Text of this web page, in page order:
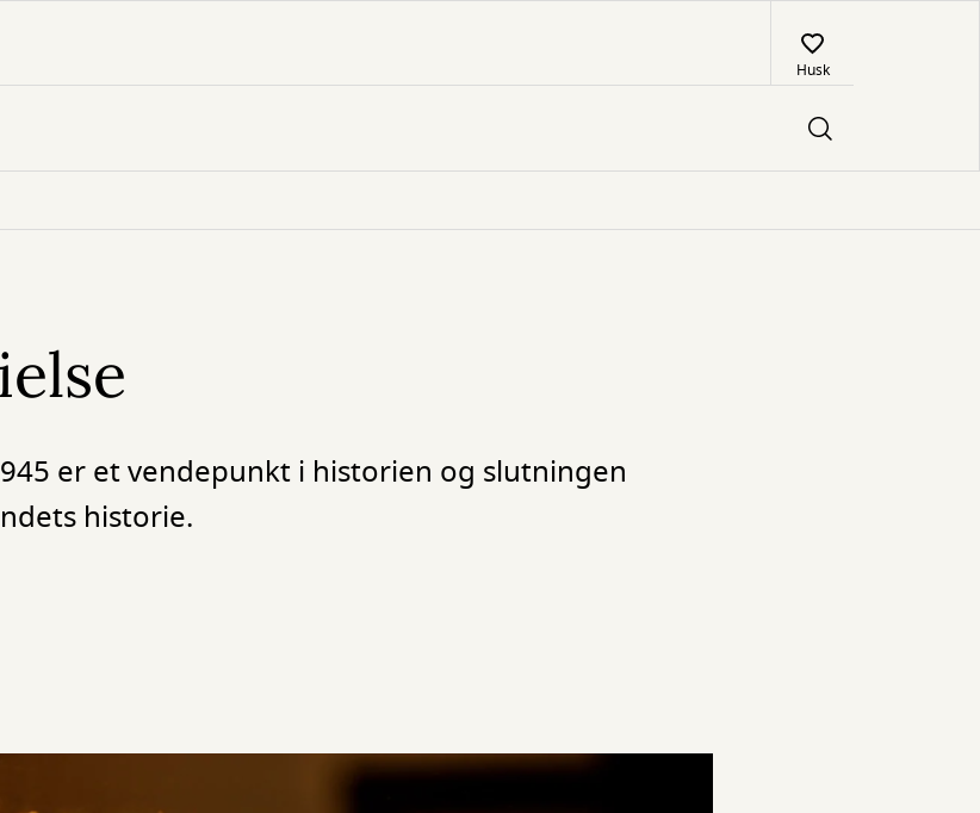
Husk
er et vendepunkt i historien og slutningen
historie.